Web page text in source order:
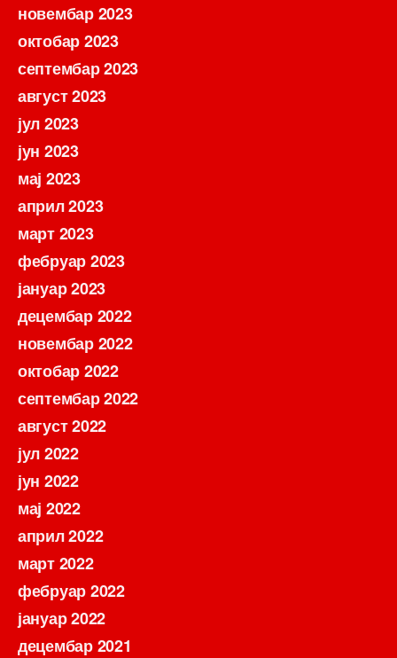
новембар 2023
октобар 2023
септембар 2023
август 2023
јул 2023
јун 2023
мај 2023
април 2023
март 2023
фебруар 2023
јануар 2023
децембар 2022
новембар 2022
октобар 2022
септембар 2022
август 2022
јул 2022
јун 2022
мај 2022
април 2022
март 2022
фебруар 2022
јануар 2022
децембар 2021